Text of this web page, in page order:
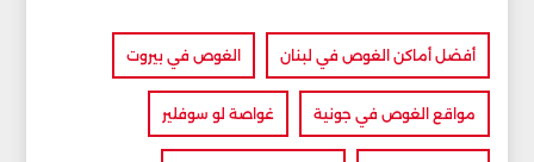
أفضل أماكن الغوص في لبنان الغوص في بيروت
مواقع الغوص في جونية غواصة لو سوفلير